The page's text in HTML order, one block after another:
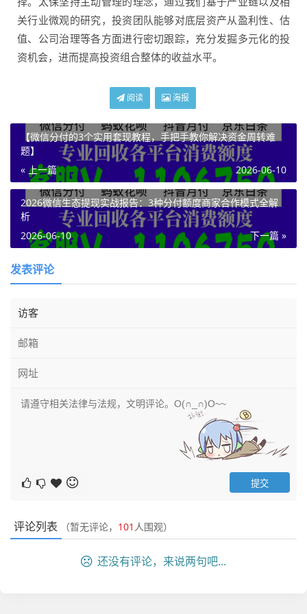
关行业微观的研究，投资团队能够对底层资产从盈利性、估
值、公司治理等各方面进行密切跟踪，充分发掘多元化的投
资机会，进而提高投资组合整体的收益水平。
阅读 海报
【微信分付的3个实用套现教程，手把手教你解决资金周转难
题】
« 上一篇
2026-06-10
2026微信生态提现实战报告：3种分付额度商家合作模式全解
析
下一篇 »
2026-06-10
发表评论
评论列表 （暂无评论， 101 人围观）
还没有评论，来说两句吧...